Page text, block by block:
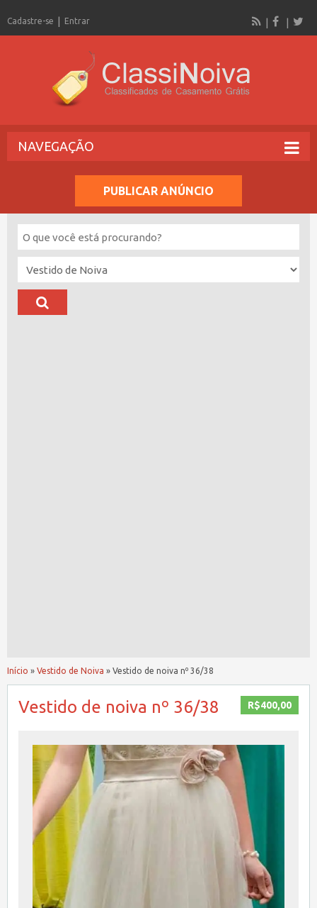
Cadastre-se Entrar
NAVEGAÇÃO
PUBLICAR ANÚNCIO
Início » Vestido de Noiva » Vestido de noiva nº 36/38
R$400,00
Vestido de noiva nº 36/38